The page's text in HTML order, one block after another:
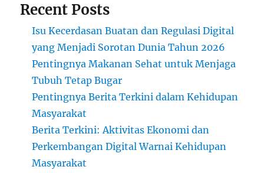
Recent Posts
Isu Kecerdasan Buatan dan Regulasi Digital
yang Menjadi Sorotan Dunia Tahun 2026
Pentingnya Makanan Sehat untuk Menjaga
Tubuh Tetap Bugar
Pentingnya Berita Terkini dalam Kehidupan
Masyarakat
Berita Terkini: Aktivitas Ekonomi dan
Perkembangan Digital Warnai Kehidupan
Masyarakat